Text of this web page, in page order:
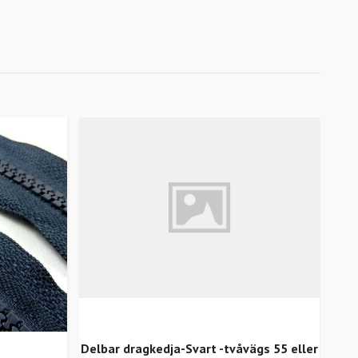
Delbar dragkedja-Svart -tvåvägs 55 eller